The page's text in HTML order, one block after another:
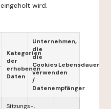
wird.
Kategorien
der
erhobenen
Daten
Unternehmen,
die
die
Cookies
verwenden
/
Datenempfänger
Lebensdauer
Sitzungs-,